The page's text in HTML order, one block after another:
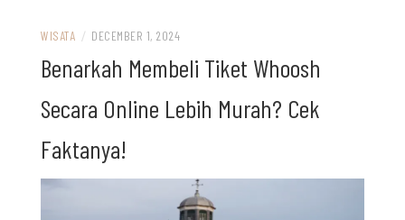
WISATA / DECEMBER 1, 2024
Benarkah Membeli Tiket Whoosh
Secara Online Lebih Murah? Cek
Faktanya!